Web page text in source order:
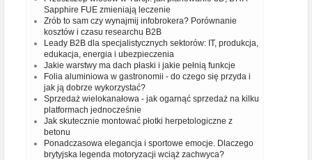
Sapphire FUE zmieniają leczenie
Zrób to sam czy wynajmij infobrokera? Porównanie
kosztów i czasu researchu B2B
Leady B2B dla specjalistycznych sektorów: IT, produkcja,
edukacja, energia i ubezpieczenia
Jakie warstwy ma dach płaski i jakie pełnią funkcje
Folia aluminiowa w gastronomii - do czego się przyda i
jak ją dobrze wykorzystać?
Sprzedaż wielokanałowa - jak ogarnąć sprzedaż na kilku
platformach jednocześnie
Jak skutecznie montować płotki herpetologiczne z
betonu
Ponadczasowa elegancja i sportowe emocje. Dlaczego
brytyjska legenda motoryzacji wciąż zachwyca?